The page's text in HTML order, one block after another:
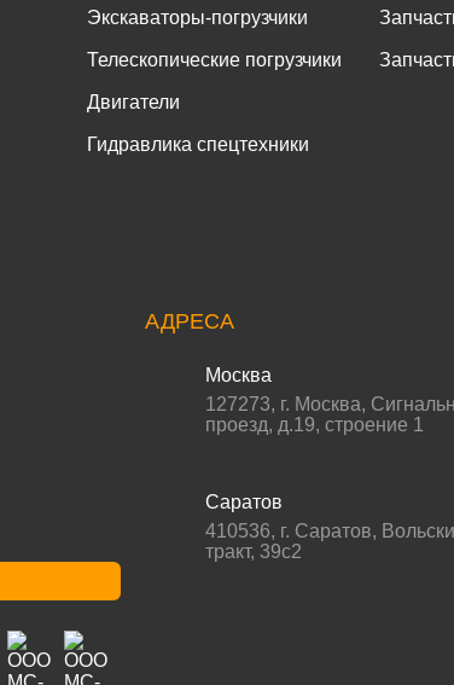
Экскаваторы-погрузчики
Телескопические погрузчики
Двигатели
Гидравлика спецтехники
АДРЕСА
Москва
127273, г. Москва,
проезд, д.19, строение 1
Саратов
410536, г. Саратов,
тракт, 39с2